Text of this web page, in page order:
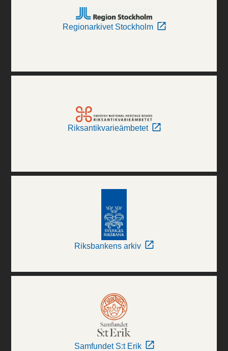
Regionarkivet Stockholm
Riksantikvarieämbetet
Riksbankens arkiv
Samfundet S:t Erik